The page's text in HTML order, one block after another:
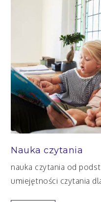
Nauka czytania
nauka czytania od
umiejętności czytania